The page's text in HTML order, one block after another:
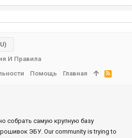
собрать самую крупную базу
ЭБУ. Our community is trying to
И Правила
Помощь Главная
R